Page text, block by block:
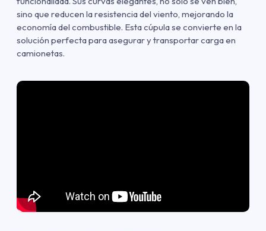
sino que reducen la resistencia del viento, mejorando la
economía del combustible. Esta cúpula se convierte en la
solución perfecta para asegurar y transportar carga en
camionetas.